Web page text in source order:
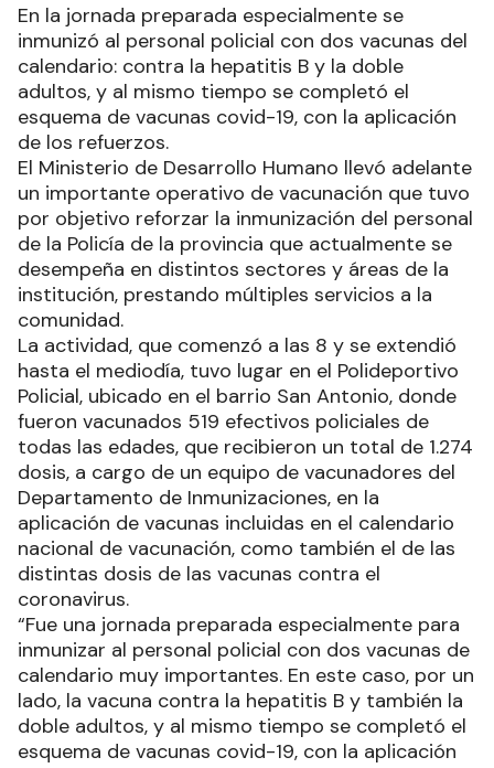
En la jornada preparada especialmente se
inmunizó al personal policial con dos vacunas del
calendario: contra la hepatitis B y la doble
adultos, y al mismo tiempo se completó el
esquema de vacunas covid-19, con la aplicación
de los refuerzos.
El Ministerio de Desarrollo Humano llevó adelante
un importante operativo de vacunación que tuvo
por objetivo reforzar la inmunización del personal
de la Policía de la provincia que actualmente se
desempeña en distintos sectores y áreas de la
institución, prestando múltiples servicios a la
comunidad.
La actividad, que comenzó a las 8 y se extendió
hasta el mediodía, tuvo lugar en el Polideportivo
Policial, ubicado en el barrio San Antonio, donde
fueron vacunados 519 efectivos policiales de
todas las edades, que recibieron un total de 1.274
dosis, a cargo de un equipo de vacunadores del
Departamento de Inmunizaciones, en la
aplicación de vacunas incluidas en el calendario
nacional de vacunación, como también el de las
distintas dosis de las vacunas contra el
coronavirus.
“Fue una jornada preparada especialmente para
inmunizar al personal policial con dos vacunas de
calendario muy importantes. En este caso, por un
lado, la vacuna contra la hepatitis B y también la
doble adultos, y al mismo tiempo se completó el
esquema de vacunas covid-19, con la aplicación